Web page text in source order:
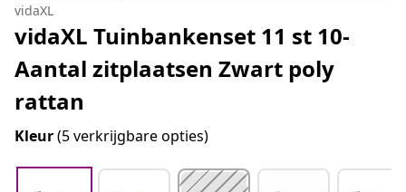
vidaXL
vidaXL Tuinbankenset 11 st 10-
Aantal zitplaatsen Zwart poly
rattan
Kleur(5 verkrijgbare opties)